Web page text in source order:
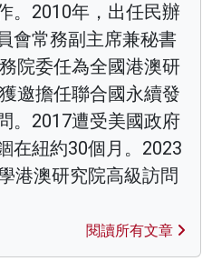
。2010年，出任民辦
會常務副主席兼秘書
院委任為全國港澳研
邀擔任聯合國永續發
。2017遭受美國政府
在紐約30個月。2023
港澳研究院高級訪問
閱讀所有文章